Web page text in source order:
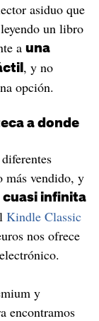
asiduo que
un libro
a una
, y no
opción.
a donde
más vendido, y
cuasi infinita
Kindle Classic
nos ofrece
y
encontramos